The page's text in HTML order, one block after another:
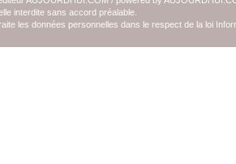
interdite sans accord préalable.
les données personnelles dans le respect de la loi